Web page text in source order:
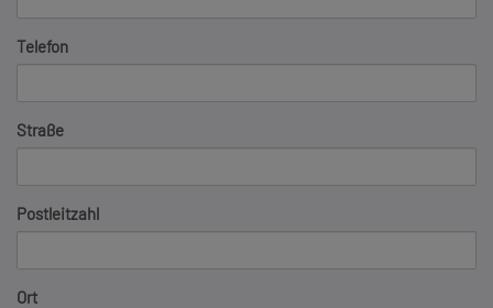
Telefon
Straße
Postleitzahl
Ort